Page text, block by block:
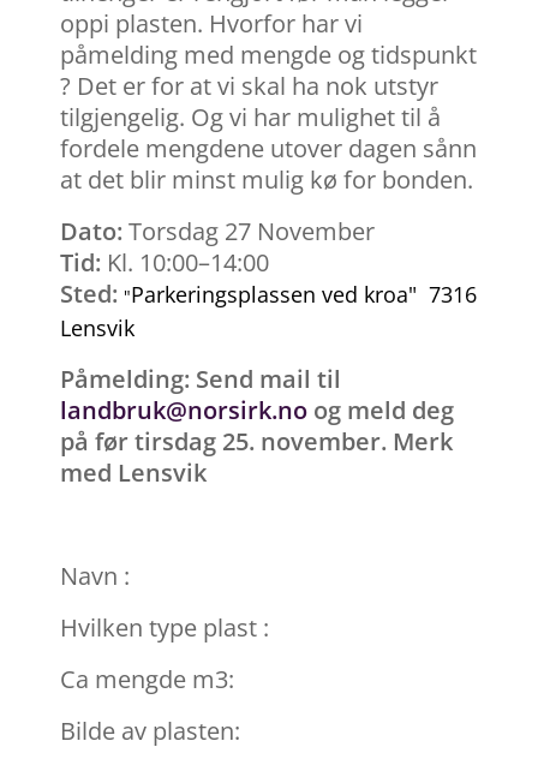
oppi plasten. Hvorfor har vi
påmelding med mengde og tidspunkt
? Det er for at vi skal ha nok utstyr
tilgjengelig. Og vi har mulighet til å
fordele mengdene utover dagen sånn
at det blir minst mulig kø for bonden.
Dato: Torsdag 27 November
Tid: Kl. 10:00–14:00
Sted: "Parkeringsplassen ved kroa" 7316
Lensvik
Påmelding: Send mail til
landbruk@norsirk.no og meld deg
på før tirsdag 25. november. Merk
med Lensvik
Navn :
Hvilken type plast :
Ca mengde m3:
Bilde av plasten: